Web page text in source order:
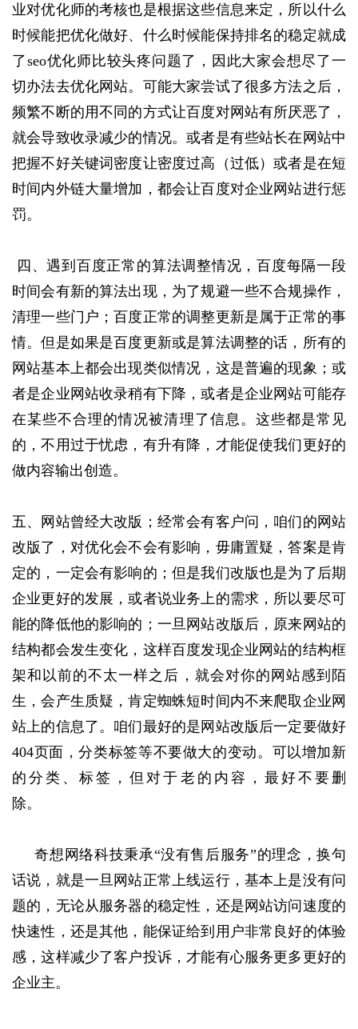
业对优化师的考核也是根据这些信息来定，所以什么
时候能把优化做好、什么时候能保持排名的稳定就成
了seo优化师比较头疼问题了，因此大家会想尽了一
切办法去优化网站。可能大家尝试了很多方法之后，
频繁不断的用不同的方式让百度对网站有所厌恶了，
就会导致收录减少的情况。或者是有些站长在网站中
把握不好关键词密度让密度过高（过低）或者是在短
时间内外链大量增加，都会让百度对企业网站进行惩
罚。
四、遇到百度正常的算法调整情况，百度每隔一段
时间会有新的算法出现，为了规避一些不合规操作，
清理一些门户；百度正常的调整更新是属于正常的事
情。但是如果是百度更新或是算法调整的话，所有的
网站基本上都会出现类似情况，这是普遍的现象；或
者是企业网站收录稍有下降，或者是企业网站可能存
在某些不合理的情况被清理了信息。这些都是常见
的，不用过于忧虑，有升有降，才能促使我们更好的
做内容输出创造。
五、网站曾经大改版；经常会有客户问，咱们的网站
改版了，对优化会不会有影响，毋庸置疑，答案是肯
定的，一定会有影响的；但是我们改版也是为了后期
企业更好的发展，或者说业务上的需求，所以要尽可
能的降低他的影响的；一旦网站改版后，原来网站的
结构都会发生变化，这样百度发现企业网站的结构框
架和以前的不太一样之后，就会对你的网站感到陌
生，会产生质疑，肯定蜘蛛短时间内不来爬取企业网
站上的信息了。咱们最好的是网站改版后一定要做好
404页面，分类标签等不要做大的变动。可以增加新
的分类、标签，但对于老的内容，最好不要删
除。
奇想网络科技秉承“没有售后服务”的理念，换句
话说，就是一旦网站正常上线运行，基本上是没有问
题的，无论从服务器的稳定性，还是网站访问速度的
快速性，还是其他，能保证给到用户非常良好的体验
感，这样减少了客户投诉，才能有心服务更多更好的
企业主。